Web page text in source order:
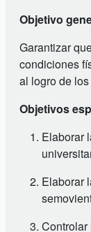
Objetivo
Garantizar
condiciones
al logro de
Objetivos
Elaborar
Elaborar
Controlar